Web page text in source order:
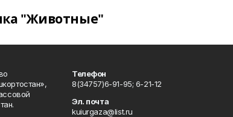
"Животные"
Телефон
8(34757)6-91-95; 6-21-12
Эл. почта
kuiurgaza@list.ru